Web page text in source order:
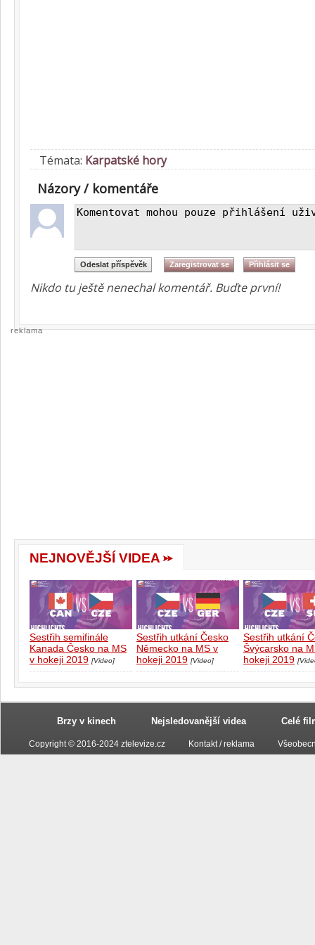
Témata: Karpatské hory
Názory / komentáře
Nikdo tu ještě nenechal komentář. Buďte první!
reklama
NEJNOVĚJŠÍ VIDEA
Sestřih semifinále
Kanada Česko na MS
v hokeji 2019 [Video]
Sestřih utkání Česko
Německo na MS v
hokeji 2019 [Video]
Sestřih utkání
Švýcarsko na
hokeji 2019
Brzy v kinech Nejsledovanější videa Celé
Copyright © 2016-2024 ztelevize.cz Kontakt / reklama